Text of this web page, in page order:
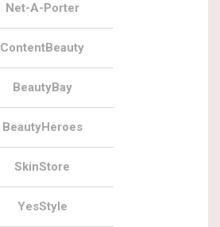
Net-A-Porter
ContentBeauty
BeautyBay
BeautyHeroes
SkinStore
YesStyle